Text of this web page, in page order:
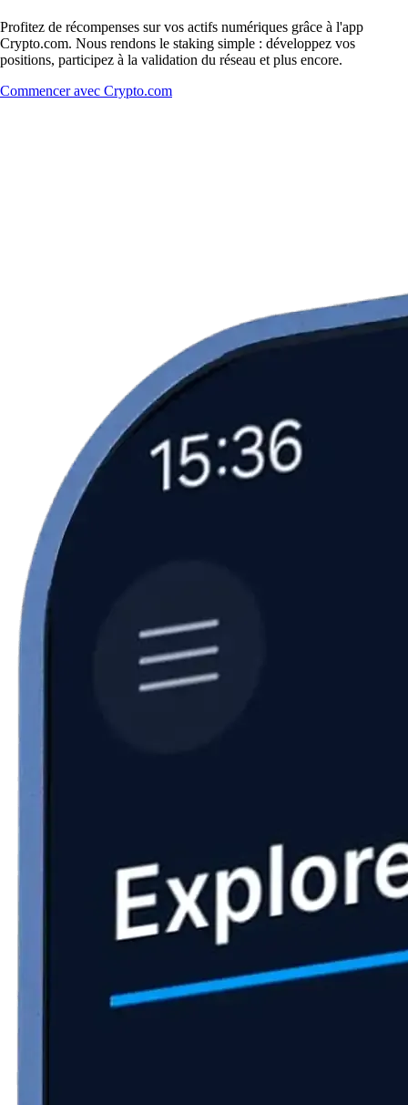
Profitez de récompenses sur vos actifs numériques grâce à l'app
Crypto.com. Nous rendons le staking simple : développez vos
positions, participez à la validation du réseau et plus encore.
Commencer avec Crypto.com